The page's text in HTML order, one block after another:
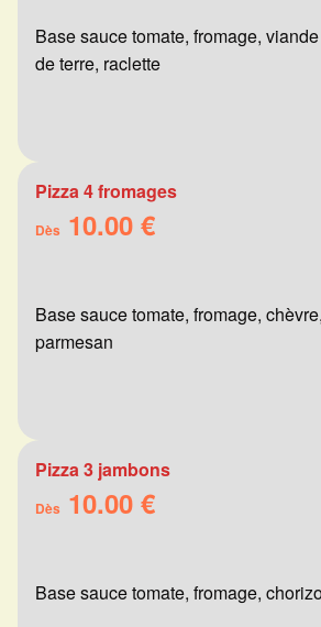
Base sauce tomate, fromage,
de terre, raclette
Pizza 4 fromages
Dès 10.00 €
Base sauce tomate, fromage,
parmesan
Pizza 3 jambons
Dès 10.00 €
Base sauce tomate, fromage,